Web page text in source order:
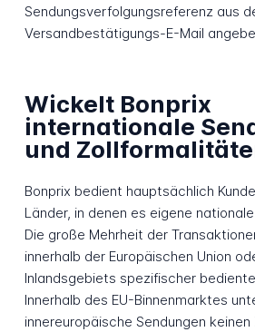
Sendungsverfolgungsreferenz aus
Versandbestätigungs-E-Mail
Wickelt Bonprix
internationale
und
Bonprix bedient hauptsächlich
Länder, in denen es eigene
Die große Mehrheit der
innerhalb der Europäischen Union
Inlandsgebiets spezifischer
Innerhalb des EU-Binnenmarktes
innereuropäische Sendungen